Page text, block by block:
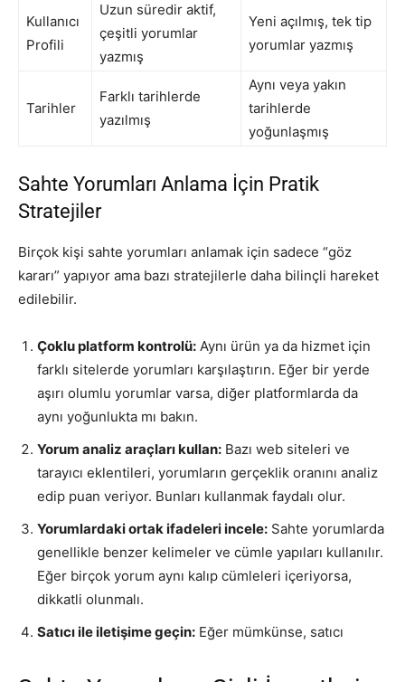
Kullanıcı
Profili
Uzun süredir aktif,
çeşitli yorumlar
yazmış
Yeni açılmış, tek tip
yorumlar yazmış
Tarihler
Farklı tarihlerde
yazılmış
Aynı veya yakın
tarihlerde
yoğunlaşmış
Sahte Yorumları Anlama İçin Pratik
Stratejiler
Birçok kişi sahte yorumları anlamak için sadece “göz
kararı” yapıyor ama bazı stratejilerle daha bilinçli hareket
edilebilir.
Çoklu platform kontrolü: Aynı ürün ya da hizmet için
farklı sitelerde yorumları karşılaştırın. Eğer bir yerde
aşırı olumlu yorumlar varsa, diğer platformlarda da
aynı yoğunlukta mı bakın.
Yorum analiz araçları kullan: Bazı web siteleri ve
tarayıcı eklentileri, yorumların gerçeklik oranını analiz
edip puan veriyor. Bunları kullanmak faydalı olur.
Yorumlardaki ortak ifadeleri incele: Sahte yorumlarda
genellikle benzer kelimeler ve cümle yapıları kullanılır.
Eğer birçok yorum aynı kalıp cümleleri içeriyorsa,
dikkatli olunmalı.
Satıcı ile iletişime geçin: Eğer mümkünse, satıcı